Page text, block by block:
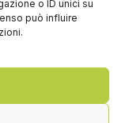
o ID unici su
può influire